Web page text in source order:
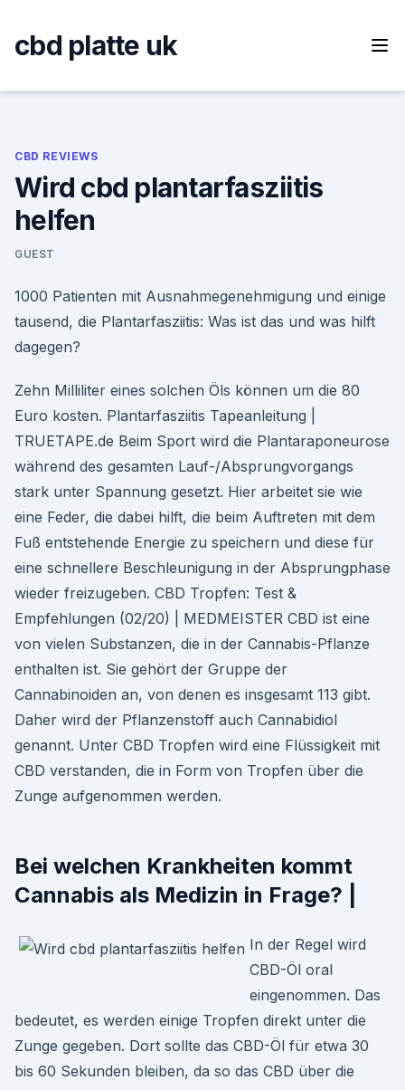
content
cbd platte uk
CBD REVIEWS
Wird cbd plantarfasziitis
helfen
GUEST
1000 Patienten mit Ausnahmegenehmigung und einige
tausend, die Plantarfasziitis: Was ist das und was hilft
dagegen?
Zehn Milliliter eines solchen Öls können um die 80
Euro kosten. Plantarfasziitis Tapeanleitung |
TRUETAPE.de Beim Sport wird die Plantaraponeurose
während des gesamten Lauf-/Absprungvorgangs
stark unter Spannung gesetzt. Hier arbeitet sie wie
eine Feder, die dabei hilft, die beim Auftreten mit dem
Fuß entstehende Energie zu speichern und diese für
eine schnellere Beschleunigung in der Absprungphase
wieder freizugeben. CBD Tropfen: Test &
Empfehlungen (02/20) | MEDMEISTER CBD ist eine
von vielen Substanzen, die in der Cannabis-Pflanze
enthalten ist. Sie gehört der Gruppe der
Cannabinoiden an, von denen es insgesamt 113 gibt.
Daher wird der Pflanzenstoff auch Cannabidiol
genannt. Unter CBD Tropfen wird eine Flüssigkeit mit
CBD verstanden, die in Form von Tropfen über die
Zunge aufgenommen werden.
Bei welchen Krankheiten kommt
Cannabis als Medizin in Frage? |
In der Regel wird
CBD-Öl oral
eingenommen. Das
bedeutet, es werden einige Tropfen direkt unter die
Zunge gegeben. Dort sollte das CBD-Öl für etwa 30
bis 60 Sekunden bleiben, da so das CBD über die